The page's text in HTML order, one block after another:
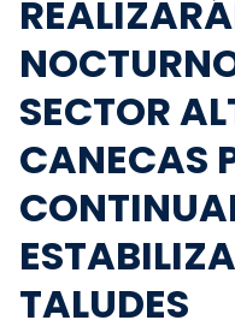
SECTOR
CANECAS
TALUDES